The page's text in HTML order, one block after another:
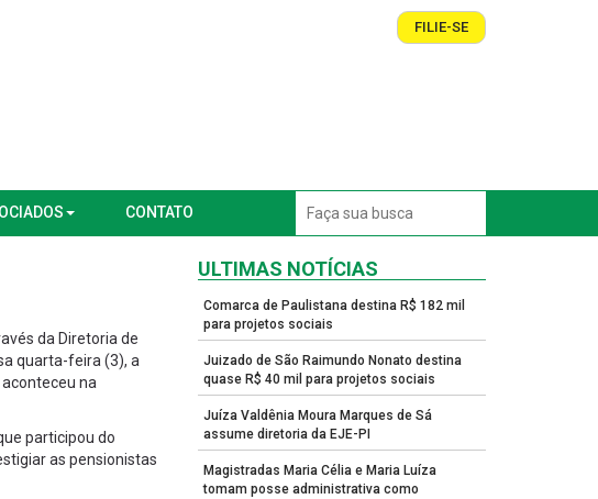
FILIE-SE
CONTATO
da Diretoria de
quarta-feira (3), a
na
participou do
as pensionistas
ULTIMAS NOTÍCIAS
Comarca de Paulistana destina R$ 182 mil
para projetos sociais
Juizado de São Raimundo Nonato destina
quase R$ 40 mil para projetos sociais
Juíza Valdênia Moura Marques de Sá
assume diretoria da EJE-PI
Magistradas Maria Célia e Maria Luíza
tomam posse administrativa como